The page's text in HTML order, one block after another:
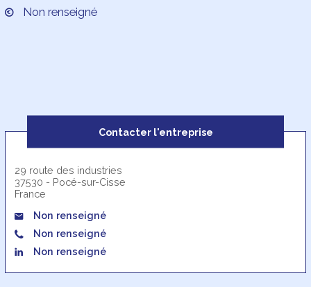
Non renseigné
Contacter l'entreprise
29 route des industries
37530 - Pocé-sur-Cisse
France
Non renseigné
Non renseigné
Non renseigné